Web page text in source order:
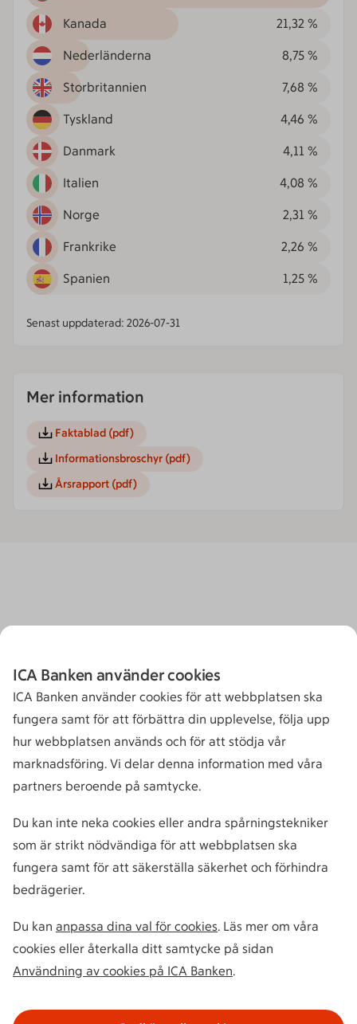
Kanada 21,32 %
Nederländerna 8,75 %
Storbritannien 7,68 %
Tyskland 4,46 %
Danmark 4,11 %
Italien 4,08 %
Norge 2,31 %
Frankrike 2,26 %
Spanien 1,25 %
Senast uppdaterad: 2026-07-31
Mer information
Faktablad (pdf)
Informationsbroschyr (pdf)
Årsrapport (pdf)
ICA Banken använder cookies
ICA Banken använder cookies för att webbplatsen ska
fungera samt för att förbättra din upplevelse, följa upp
hur webbplatsen används och för att stödja vår
marknadsföring. Vi delar denna information med våra
partners beroende på samtycke.
Du kan inte neka cookies eller andra spårningstekniker
som är strikt nödvändiga för att webbplatsen ska
fungera samt för att säkerställa säkerhet och förhindra
bedrägerier.
Du kan anpassa dina val för cookies. Läs mer om våra
cookies eller återkalla ditt samtycke på sidan
Användning av cookies på ICA Banken.